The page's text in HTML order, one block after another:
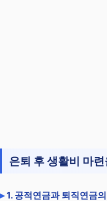
은퇴 후 생활비 마
1. 공적연금과 퇴직연금